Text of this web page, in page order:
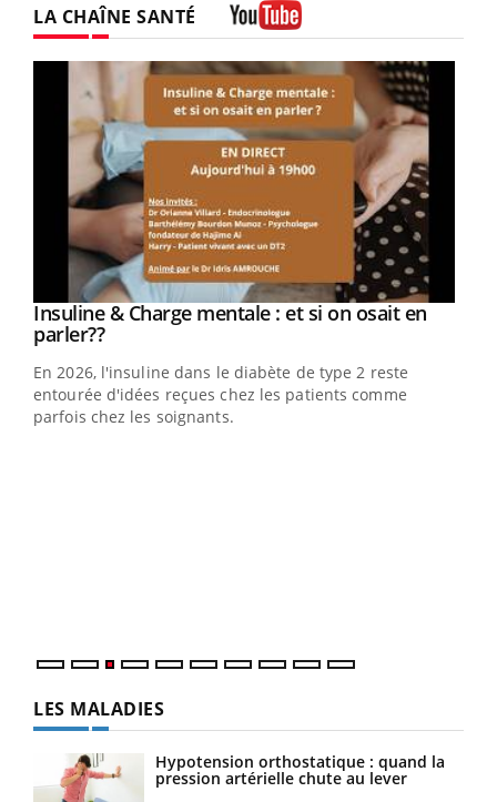
LA CHAÎNE SANTÉ
Youtube
Insuline & Charge mentale : et si on osait en
parler??Youtube
En 2026, l'insuline dans le diabète de type 2 reste
entourée d'idées reçues chez les patients comme
parfois chez les soignants.
LES MALADIES
Hypotension orthostatique : quand la
pression artérielle chute au lever